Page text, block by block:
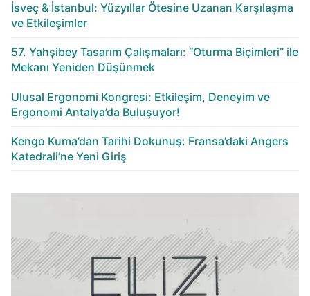
İsveç & İstanbul: Yüzyıllar Ötesine Uzanan Karşılaşma
ve Etkileşimler
57. Yahşibey Tasarım Çalışmaları: “Oturma Biçimleri” ile
Mekanı Yeniden Düşünmek
Ulusal Ergonomi Kongresi: Etkileşim, Deneyim ve
Ergonomi Antalya’da Buluşuyor!
Kengo Kuma’dan Tarihi Dokunuş: Fransa’daki Angers
Katedrali’ne Yeni Giriş